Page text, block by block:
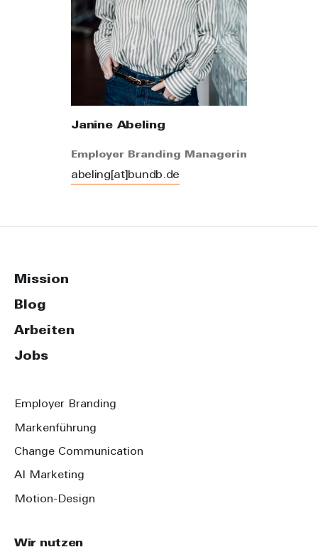
Janine Abeling
Employer Branding Managerin
abeling[at]bundb.de
Mission
Blog
Arbeiten
Jobs
Wir nutzen
Employer Branding
Markenführung
Change Communication
AI Marketing
Motion-Design